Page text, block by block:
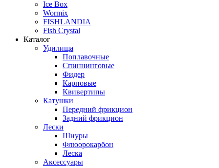
Ice Box
Wormix
FISHLANDIA
Fish Crystal
Каталог
Удилища
Поплавочные
Спиннинговые
Фидер
Карповые
Квивертипы
Катушки
Передний фрикцион
Задний фрикцион
Лески
Шнуры
Флюорокарбон
Леска
Аксессуары